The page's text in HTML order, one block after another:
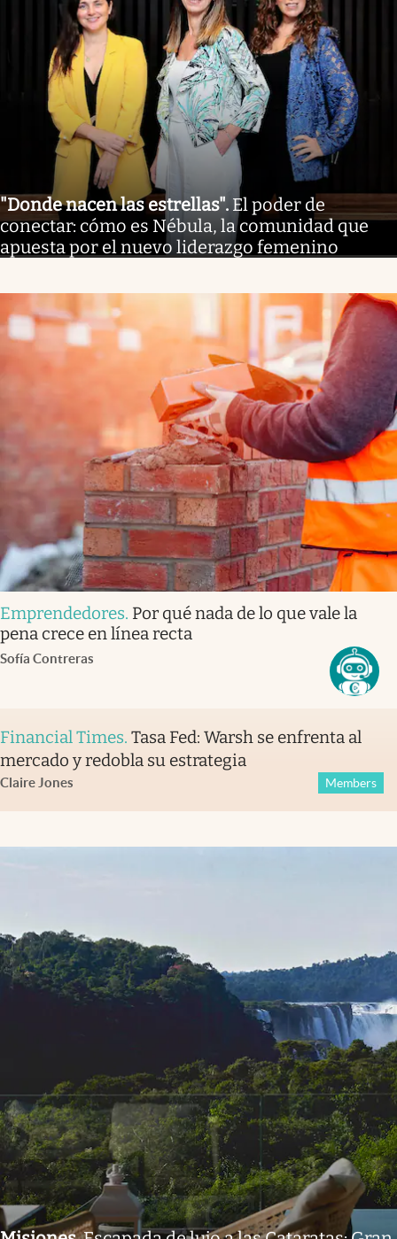
"Donde nacen las estrellas". El poder de
conectar: cómo es Nébula, la comunidad que
apuesta por el nuevo liderazgo femenino
Emprendedores. Por qué nada de lo que vale la
pena crece en línea recta
Sofía Contreras
Financial Times. Tasa Fed: Warsh se enfrenta al
mercado y redobla su estrategia
Claire Jones Members